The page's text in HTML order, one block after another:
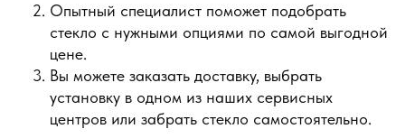
Опытный специалист поможет подобрать
стекло с нужными опциями по самой выгодной
цене.
Вы можете заказать доставку, выбрать
установку в одном из наших сервисных
центров или забрать стекло самостоятельно.